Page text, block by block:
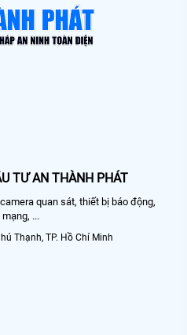
TƯ AN THÀNH PHÁT
quan sát, thiết bị báo động,
...
Thạnh, TP. Hồ Chí Minh